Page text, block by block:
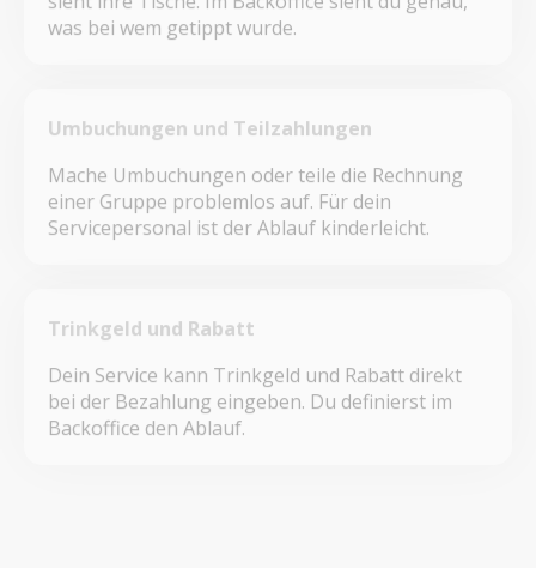
was bei wem getippt wurde.
Umbuchungen und Teilzahlungen
Mache Umbuchungen oder teile die Rechnung
einer Gruppe problemlos auf. Für dein
Servicepersonal ist der Ablauf kinderleicht.
Trinkgeld und Rabatt
Dein Service kann Trinkgeld und Rabatt direkt
bei der Bezahlung eingeben. Du definierst im
Backoffice den Ablauf.